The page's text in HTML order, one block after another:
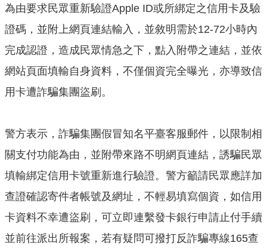
府
資
訊
公
開
坡
地
圍
申
請
案
件
為由要求民眾重新驗證Apple ID或所綁定之信用卡及驗
證碼，並附上網頁連結輸入，並敘明需於12-72小時內
完成認證，造成民眾情急之下，點入附帶之連結，並依
網站頁面填輸自身資料，不僅個資完全曝光，亦導致信
用卡遭詐騙集團盜刷。
警方表示，詐騙集團假冒知名平臺客服郵件，以限制相
關支付功能為由，並附帶來路不明網頁連結，誘騙民眾
填輸綁定信用卡號重新進行驗證。警方籲請民眾應詳加
查證確認寄件者帳號及網址，不輕易填寫個資，如信用
卡資料不幸遭盜刷，可立即連繫發卡銀行申請止付手續
並前往派出所報案，若有疑問可撥打反詐騙專線165查